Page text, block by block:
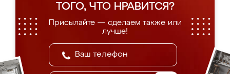
ТОГО, ЧТО НРАВИТСЯ?
Присылайте — сделаем также или
лучше!